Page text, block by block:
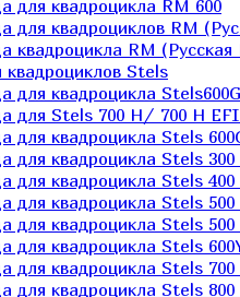
для квадроцикла RM 600
для квадроциклов RM
квадроцикла RM
Stels
для квадроцикла
для Stels 700 H/ 700 H
для квадроцикла Stels
для квадроцикла Stels 300
для квадроцикла Stels
для квадроцикла Stels 500
для квадроцикла Stels 500
для квадроцикла Stels
для квадроцикла Stels 700
для квадроцикла Stels 800